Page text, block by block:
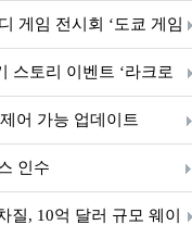
게임 전시회 ‘도쿄 게임
스토리 이벤트 ‘라크로
실시!
어 가능 업데이트
인수
질, 10억 달러 규모 웨이